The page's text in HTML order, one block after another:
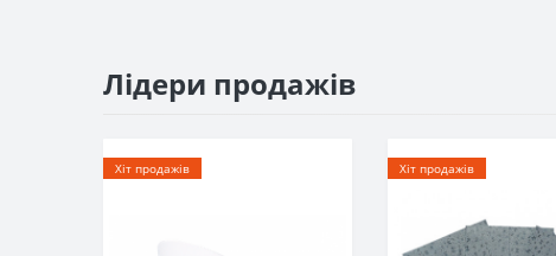
Лідери продажів
Хіт продажів Хіт продажів